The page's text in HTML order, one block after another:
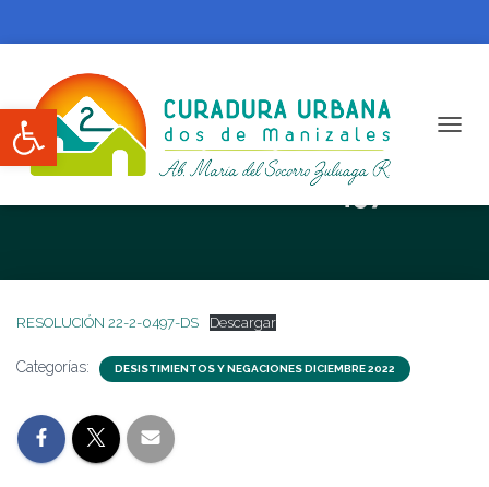
Abrir barra de herramientas
RESOLUCIÓN 22-2-0497-DS
RESOLUCIÓN 22-2-0497-DS Descargar
Categorías: DESISTIMIENTOS Y NEGACIONES DICIEMBRE 2022